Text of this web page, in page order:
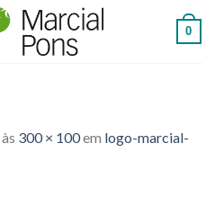
0
às 300 × 100em logo-marcial-